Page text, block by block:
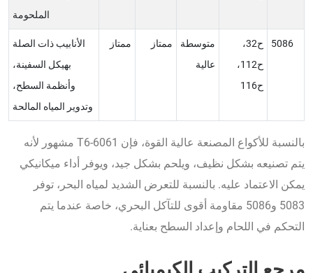
الملحومة
5086
ح32،
ح112،
ح116
متوسطة
عالية
ممتاز ممتاز
الأنابيب ذات الصلة
بهيكل السفينة،
وأنظمة السطح،
وتدوير المياه المالحة
بالنسبة للأكواع المصنعة عالية القوة، فإن 6061-T6 مشهور لأنه
يتم تصنيعه بشكل نظيف، ويلحم بشكل جيد، ويوفر أداء ميكانيكي
يمكن الاعتماد عليه. بالنسبة للتعرض الشديد لمياه البحر، توفر
5083 و5086 مقاومة أقوى للتآكل البحري، خاصة عندما يتم
التحكم في اللحام وإعداد السطح بعناية.